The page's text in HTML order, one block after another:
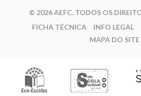
© 2026 AEFC. TODOS OS
FICHA TÉCNICA
INFO LEGAL
MAPA DO SITE